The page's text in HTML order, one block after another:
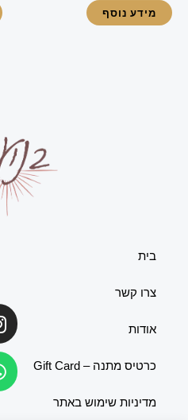
מידע נוסף
בית
צרו קשר
אודות
כרטיס מתנה – Gift Card
מדיניות שימוש באתר